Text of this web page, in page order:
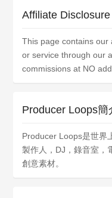
Affiliate Disclosure
This page contains our
or service through our
commissions at NO
Producer Loops簡
Producer Loops是世界
製作人，DJ，錄音室，
創意素材。